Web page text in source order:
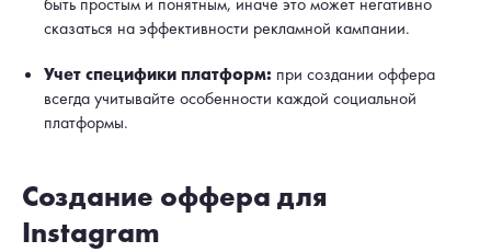
сказаться на эффективности рекламной кампании.
Учет специфики платформ: при создании оффера
всегда учитывайте особенности каждой социальной
платформы.
Создание оффера для
Instagram